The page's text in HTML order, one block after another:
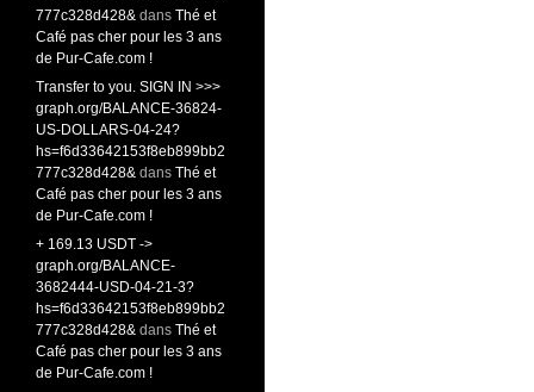
777c328d428& dans Thé et
Café pas cher pour les 3 ans
de Pur-Cafe.com !
Transfer to you. SIGN IN >>>
graph.org/BALANCE-36824-
US-DOLLARS-04-24?
hs=f6d33642153f8eb899bb2
777c328d428& dans Thé et
Café pas cher pour les 3 ans
de Pur-Cafe.com !
+ 169.13 USDT ->
graph.org/BALANCE-
3682444-USD-04-21-3?
hs=f6d33642153f8eb899bb2
777c328d428& dans Thé et
Café pas cher pour les 3 ans
de Pur-Cafe.com !